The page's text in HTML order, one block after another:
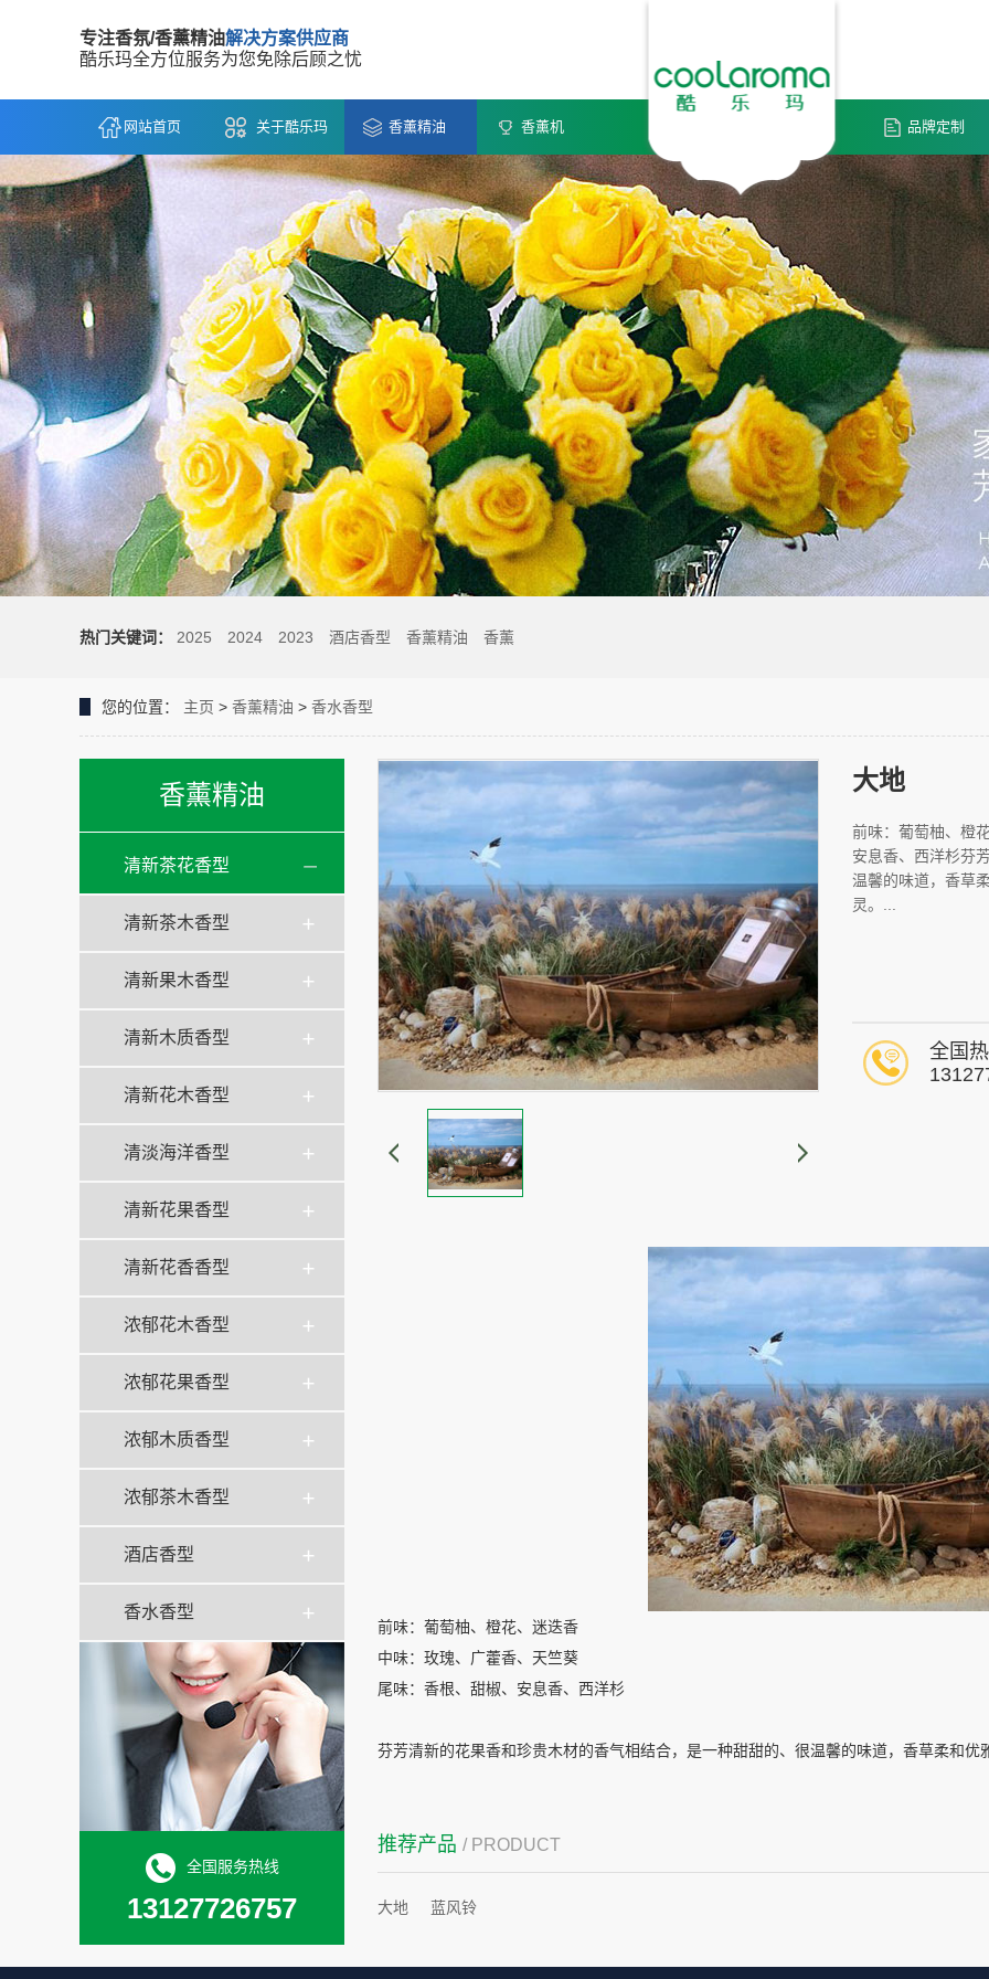
专注香氛/香薰精油解决方案供应商
酷乐玛全方位服务为您免除后顾之忧
网站首页 关于酷乐玛 香薰精油 香薰机 品牌定制
热门关键词： 2025 2024 2023 酒店香型 香薰精油 香薰
您的位置： 主页 > 香薰精油 > 香水香型
香薰精油
清新茶花香型
清新茶木香型
清新果木香型
清新木质香型
清新花木香型
清淡海洋香型
清新花果香型
清新花香香型
浓郁花木香型
浓郁花果香型
浓郁木质香型
浓郁茶木香型
酒店香型
香水香型
全国服务热线
13127726757
大地
前味：葡萄柚、橙
安息香、西洋杉芬
温馨的味道，香草
灵。...
全国
前味：葡萄柚、橙花、迷迭香
中味：玫瑰、广藿香、天竺葵
尾味：香根、甜椒、安息香、西洋杉
芬芳清新的花果香和珍贵木材的香气相结合，是一种甜甜的、很温馨的味道，香草柔和
推荐产品 / PRODUCT
大地 蓝风铃